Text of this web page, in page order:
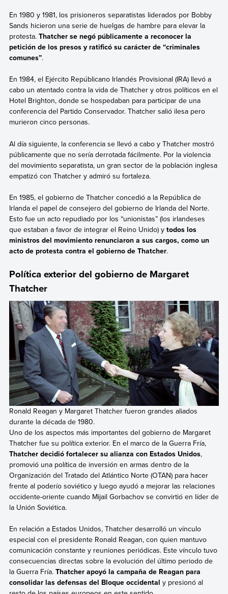
En 1980 y 1981, los prisioneros separatistas liderados por Bobby
Sands hicieron una serie de huelgas de hambre para elevar la
protesta. Thatcher se negó públicamente a reconocer la
petición de los presos y ratificó su carácter de “criminales
comunes”.
En 1984, el Ejército Repúblicano Irlandés Provisional (IRA) llevó a
cabo un atentado contra la vida de Thatcher y otros políticos en el
Hotel Brighton, donde se hospedaban para participar de una
conferencia del Partido Conservador. Thatcher salió ilesa pero
murieron cinco personas.
Al día siguiente, la conferencia se llevó a cabo y Thatcher mostró
públicamente que no sería derrotada fácilmente. Por la violencia
del movimiento separatista, un gran sector de la población inglesa
empatizó con Thatcher y admiró su fortaleza.
En 1985, el gobierno de Thatcher concedió a la República de
Irlanda el papel de consejero del gobierno de Irlanda del Norte.
Esto fue un acto repudiado por los “unionistas” (los irlandeses
que estaban a favor de integrar el Reino Unido) y todos los
ministros del movimiento renunciaron a sus cargos, como un
acto de protesta contra el gobierno de Thatcher.
Política exterior del gobierno de Margaret
Thatcher
Ronald Reagan y Margaret Thatcher fueron grandes aliados
durante la década de 1980.
Uno de los aspectos más importantes del gobierno de Margaret
Thatcher fue su política exterior. En el marco de la Guerra Fría,
Thatcher decidió fortalecer su alianza con Estados Unidos,
promovió una política de inversión en armas dentro de la
Organización del Tratado del Atlántico Norte (OTAN) para hacer
frente al poderío soviético y luego ayudó a mejorar las relaciones
occidente-oriente cuando Mijail Gorbachov se convirtió en líder de
la Unión Soviética.
En relación a Estados Unidos, Thatcher desarrolló un vínculo
especial con el presidente Ronald Reagan, con quien mantuvo
comunicación constante y reuniones periódicas. Este vínculo tuvo
consecuencias directas sobre la evolución del último periodo de
la Guerra Fría. Thatcher apoyó la campaña de Reagan para
consolidar las defensas del Bloque occidental y presionó al